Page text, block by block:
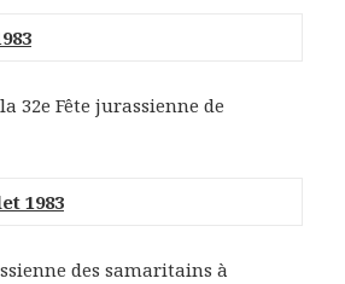
32e Fête jurassienne de
1983
des samaritains à